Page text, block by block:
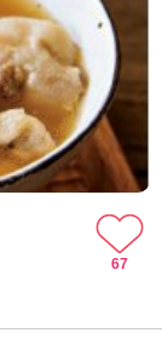
67